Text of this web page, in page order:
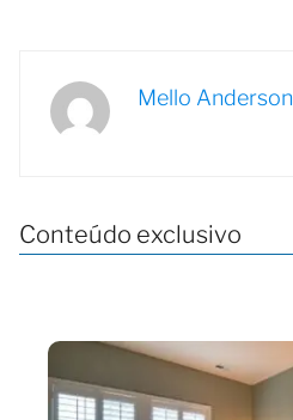
Mello Anderson
Conteúdo exclusivo